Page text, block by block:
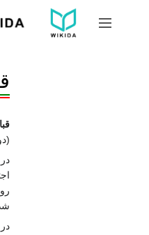
جمع و باز کردن نوار
(دوره